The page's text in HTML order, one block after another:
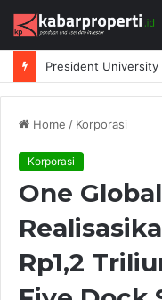
Home / Korporasi
Korporasi
One
Rp1,2